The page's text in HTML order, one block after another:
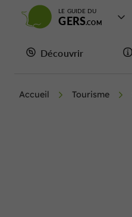
LE GUIDE DU
GERS
Découvrir
Accueil Tourisme